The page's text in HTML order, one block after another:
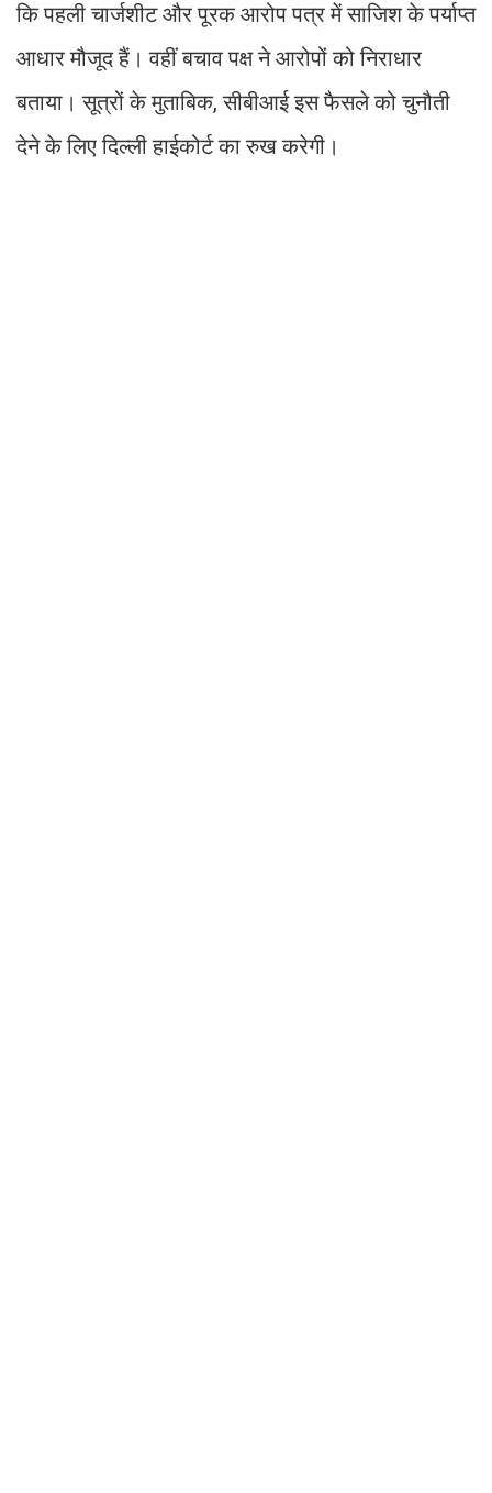
कि पहली चार्जशीट और पूरक आरोप पत्र में साजिश के पर्याप्त
आधार मौजूद हैं। वहीं बचाव पक्ष ने आरोपों को निराधार
बताया। सूत्रों के मुताबिक, सीबीआई इस फैसले को चुनौती
देने के लिए दिल्ली हाईकोर्ट का रुख करेगी।